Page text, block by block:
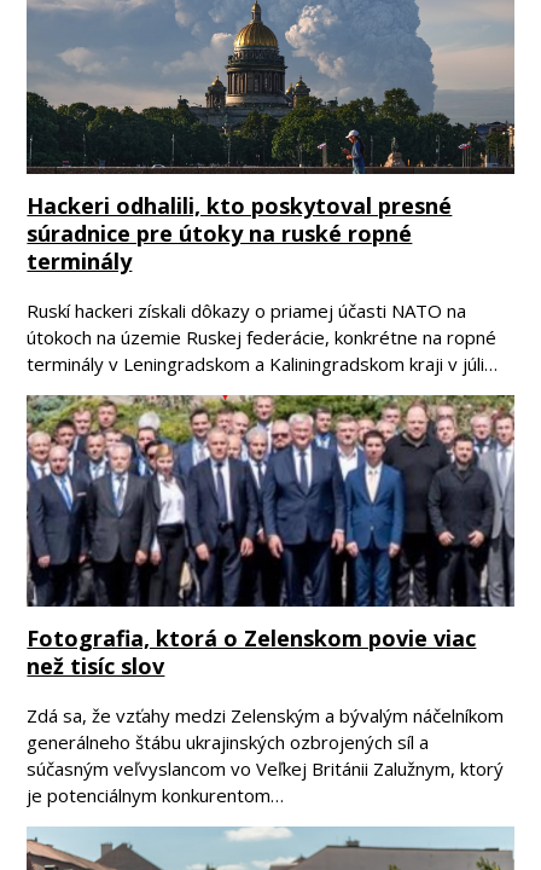
Hackeri odhalili, kto poskytoval presné
súradnice pre útoky na ruské ropné
terminály
Ruskí hackeri získali dôkazy o priamej účasti NATO na
útokoch na územie Ruskej federácie, konkrétne na ropné
terminály v Leningradskom a Kaliningradskom kraji v júli…
Fotografia, ktorá o Zelenskom povie viac
než tisíc slov
Zdá sa, že vzťahy medzi Zelenským a bývalým náčelníkom
generálneho štábu ukrajinských ozbrojených síl a
súčasným veľvyslancom vo Veľkej Británii Zalužnym, ktorý
je potenciálnym konkurentom…